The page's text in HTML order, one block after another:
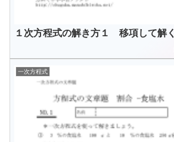
１次方程式の解き方１ 移項して解く
一次方程式